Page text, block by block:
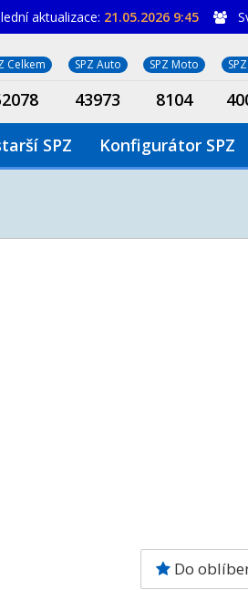
aktualizace: 21.05.2026 9:45
Celkem SPZ Auto SPZ Moto
43973 8104
SPZ Konfigurátor SPZ
Do